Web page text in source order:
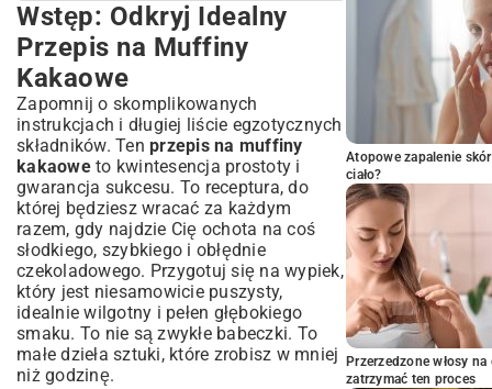
Wstęp: Odkryj Idealny Przepis na
Muffiny Kakaowe
Dlaczego Muffiny Kakaowe to Idealny
Wypiek?
Szybkość i Prostota Przygotowania
Uniwersalność – Na Każdą Okazję
Możliwość Indywidualnych Modyfikacji
Kompletny Przepis na Puszyste Muffiny
Kakaowe
Niezbędne Składniki – Co Będziesz
Potrzebować?
Instrukcja Przygotowania Krok po Kroku
Etap 1: Przygotowanie i Łączenie
Składników
Etap 2: Wypełnianie Foremek i Pieczenie
Etap 3: Studzenie i Serwowanie
Wstęp: Odkryj Idealny
Przepis na Muffiny
Kakaowe
Zapomnij o skomplikowanych
instrukcjach i długiej liście egzotycznych
składników. Ten przepis na muffiny
kakaoweto kwintesencja prostoty i
gwarancja sukcesu. To receptura, do
której będziesz wracać za każdym
razem, gdy najdzie Cię ochota na coś
słodkiego, szybkiego i obłędnie
czekoladowego. Przygotuj się na wypiek,
który jest niesamowicie puszysty,
idealnie wilgotny i pełen głębokiego
smaku. To nie są zwykłe babeczki. To
małe dzieła sztuki, które zrobisz w mniej
niż godzinę.
Atopowe zapalenie
ciało?
Przerzedzone włosy
zatrzymać ten proces